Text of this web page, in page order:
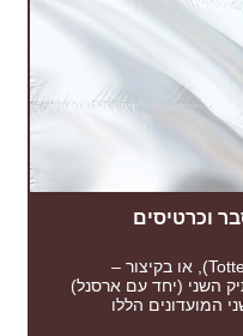
וכרטיסים
טוטנהאם הוטספר (Tottenham Hotspur), או בקיצור –
השני (יחד עם ארסנל)
המועדונים הללו